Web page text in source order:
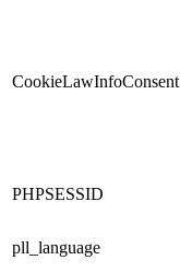
CookieLawInfoConsent
PHPSESSID
pll_language